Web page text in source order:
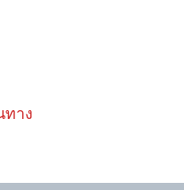
ทาง